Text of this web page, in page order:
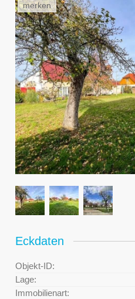
merken
Eckdaten
Objekt-ID:
Lage:
Immobilienart: